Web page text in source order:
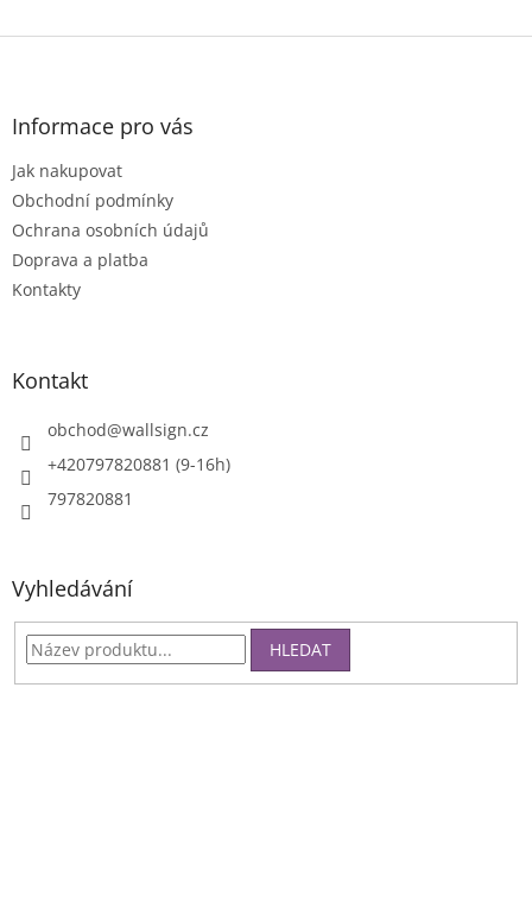
Z
Informace pro vás
Jak nakupovat
Obchodní podmínky
Ochrana osobních údajů
Doprava a platba
Kontakty
Kontakt
obchod@wallsign.cz
+420797820881 (9-16h)
797820881
Vyhledávání
HLEDAT